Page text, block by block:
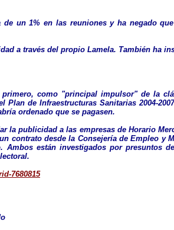
un 1% en las reuniones y ha negado
a través del propio Lamela. También ha
como "principal impulsor" de la
de Infraestructuras Sanitarias 2004-
ordenado que se pagasen.
la publicidad a las empresas de Horario
desde la Consejería de Empleo y
están investigados por presuntos
7680815